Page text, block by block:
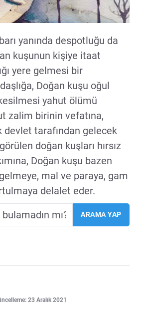
yanında despotluğu da
kuşunun kişiye itaat
yere gelmesi bir
Doğan kuşu oğul
yahut ölümü
zalim birinin vefatına,
devlet tarafından gelecek
doğan kuşları hırsız
Doğan kuşu bazen
mal ve paraya, gam
delalet eder.
23 Aralık 2021